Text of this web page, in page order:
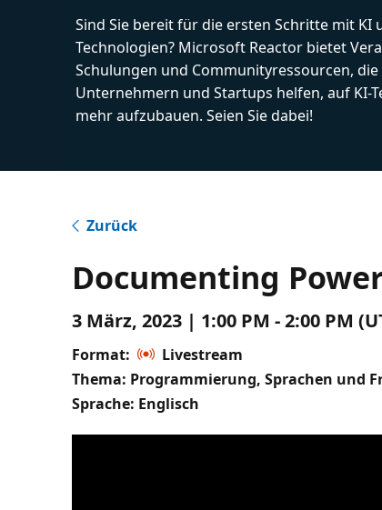
Sind Sie bereit für die ersten Schritte mit KI
Technologien? Microsoft Reactor bietet
Schulungen und Communityressourcen,
Unternehmern und Startups helfen, auf KI-
mehr aufzubauen. Seien Sie dabei!
Zurück
Documenting
3 März, 2023 | 1:00 PM - 2:00 PM
Format:
Livestream
Thema: Programmierung, Sprachen und
Sprache: Englisch